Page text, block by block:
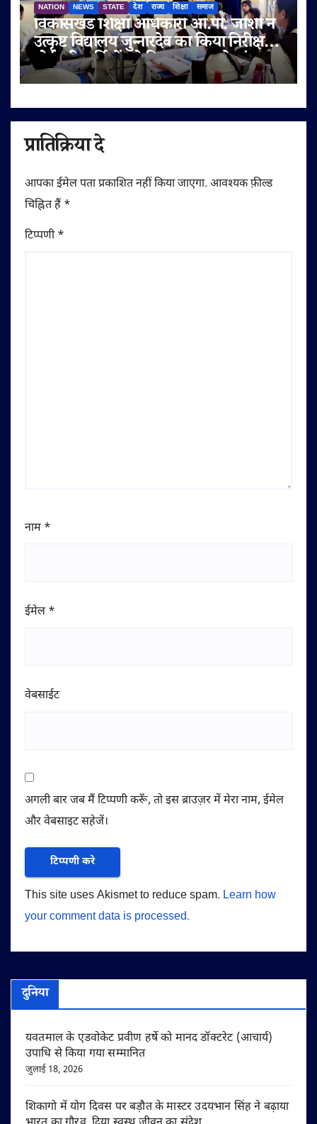
NATION NEWS STATE देश राज्य शिक्षा समाज
विकासखंड शिक्षा अधिकारी ओ.पी. जोशी ने
उत्कृष्ट विद्यालय जुन्नारदेव का किया निरीक्षण,
बोर्ड परीक्षार्थियों को दिए सफलता के मंत्र
प्रातिक्रिया दे
आपका ईमेल पता प्रकाशित नहीं किया जाएगा. आवश्यक फ़ील्ड
चिह्नित हैं *
टिप्पणी*
नाम *
ईमेल *
वेबसाईट
अगली बार जब मैं टिप्पणी करूँ, तो इस ब्राउज़र में मेरा नाम, ईमेल
और वेबसाइट सहेजें।
This site uses Akismet to reduce spam. Learn how
your comment data is processed.
दुनिया
यवतमाल के एडवोकेट प्रवीण हर्षे को मानद डॉक्टरेट (आचार्य)
उपाधि से किया गया सम्मानित
जुलाई 18, 2026
शिकागो में योग दिवस पर बड़ौत के मास्टर उदयभान सिंह ने बढ़ाया